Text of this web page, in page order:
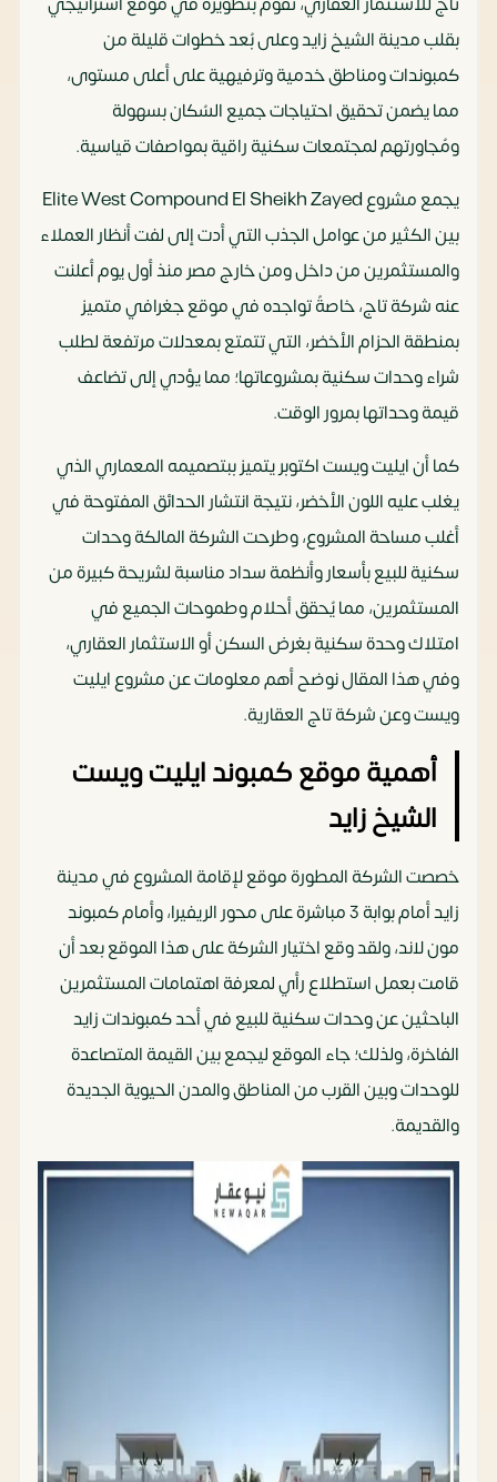
بقلب مدينة الشيخ زايد وعلى بُعد خطوات قليلة من
كمبوندات ومناطق خدمية وترفيهية على أعلى مستوى،
مما يضمن تحقيق احتياجات جميع السُكان بسهولة
ومُجاورتهم لمجتمعات سكنية راقية بمواصفات قياسية.
يجمع مشروع Elite West Compound El Sheikh Zayed
بين الكثير من عوامل الجذب التي أدت إلى لفت أنظار العملاء
والمستثمرين من داخل ومن خارج مصر منذ أول يوم أعلنت
عنه شركة تاج، خاصةً تواجده في موقع جغرافي متميز
بمنطقة الحزام الأخضر، التي تتمتع بمعدلات مرتفعة لطلب
شراء وحدات سكنية بمشروعاتها؛ مما يؤدي إلى تضاعف
قيمة وحداتها بمرور الوقت.
كما أن ايليت ويست اكتوبر يتميز ببتصميمه المعماري الذي
يغلب عليه اللون الأخضر، نتيجة انتشار الحدائق المفتوحة في
أغلب مساحة المشروع، وطرحت الشركة المالكة وحدات
سكنية للبيع بأسعار وأنظمة سداد مناسبة لشريحة كبيرة من
المستثمرين، مما يُحقق أحلام وطموحات الجميع في
امتلاك وحدة سكنية بغرض السكن أو الاستثمار العقاري،
وفي هذا المقال نوضح أهم معلومات عن مشروع ايليت
ويست وعن شركة تاج العقارية.
أهمية موقع كمبوند ايليت ويست
الشيخ زايد
خصصت الشركة المطورة موقع لإقامة المشروع في مدينة
زايد أمام بوابة 3 مباشرة على محور الريفيرا، وأمام كمبوند
مون لاند، ولقد وقع اختيار الشركة على هذا الموقع بعد أن
قامت بعمل استطلاع رأي لمعرفة اهتمامات المستثمرين
الباحثين عن وحدات سكنية للبيع في أحد كمبوندات زايد
الفاخرة، ولذلك؛ جاء الموقع ليجمع بين القيمة المتصاعدة
للوحدات وبين القرب من المناطق والمدن الحيوية الجديدة
والقديمة.